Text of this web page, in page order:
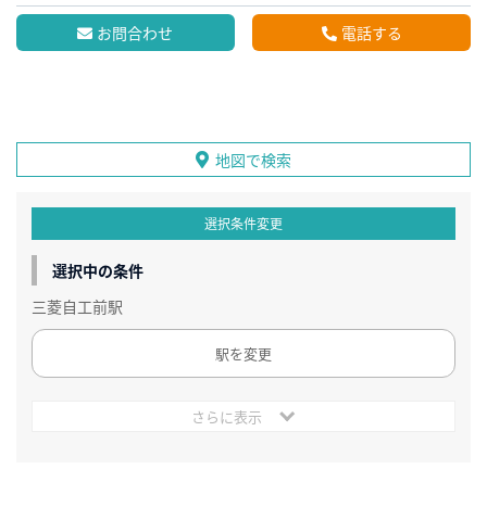
お問合わせ 電話する
地図で検索
選択条件変更
選択中の条件
三菱自工前駅
駅を変更
さらに表示